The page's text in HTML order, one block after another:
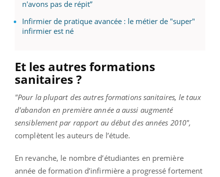
n'avons pas de répit”
Infirmier de pratique avancée : le métier de "super"
infirmier est né
Et les autres formations
sanitaires ?
"Pour la plupart des autres formations sanitaires, le taux
d’abandon en première année a aussi augmenté
sensiblement par rapport au début des années 2010",
complètent les auteurs de l’étude.
En revanche, le nombre d’étudiantes en première
année de formation d’infirmière a progressé fortement